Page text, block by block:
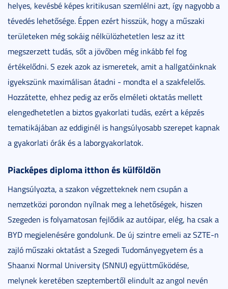
helyes, kevésbé képes kritikusan szemlélni azt, így nagyobb a
tévedés lehetősége. Éppen ezért hisszük, hogy a műszaki
területeken még sokáig nélkülözhetetlen lesz az itt
megszerzett tudás, sőt a jövőben még inkább fel fog
értékelődni. S ezek azok az ismeretek, amit a hallgatóinknak
igyekszünk maximálisan átadni - mondta el a szakfelelős.
Hozzátette, ehhez pedig az erős elméleti oktatás mellett
elengedhetetlen a biztos gyakorlati tudás, ezért a képzés
tematikájában az eddiginél is hangsúlyosabb szerepet kapnak
a gyakorlati órák és a laborgyakorlatok.
Piacképes diploma itthon és külföldön
Hangsúlyozta, a szakon végzetteknek nem csupán a
nemzetközi porondon nyílnak meg a lehetőségek, hiszen
Szegeden is folyamatosan fejlődik az autóipar, elég, ha csak a
BYD megjelenésére gondolunk. De új szintre emeli az SZTE-n
zajló műszaki oktatást a Szegedi Tudományegyetem és a
Shaanxi Normal University (SNNU) együttműködése,
melynek keretében szeptembertől elindult az angol nevén